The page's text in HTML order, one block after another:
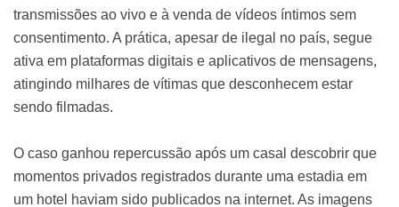
transmissões ao vivo e à venda de vídeos íntimos sem
consentimento. A prática, apesar de ilegal no país, segue
ativa em plataformas digitais e aplicativos de mensagens,
atingindo milhares de vítimas que desconhecem estar
sendo filmadas.
O caso ganhou repercussão após um casal descobrir que
momentos privados registrados durante uma estadia em
um hotel haviam sido publicados na internet. As imagens